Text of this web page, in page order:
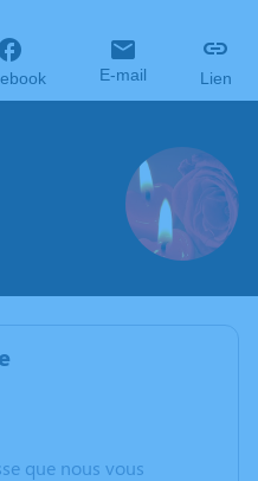
E-mail Lien
que nous vous